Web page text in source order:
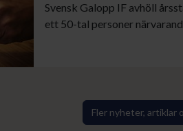
Svensk Galopp IF avhöll
ett 50-tal personer
Fler nyheter, artiklar